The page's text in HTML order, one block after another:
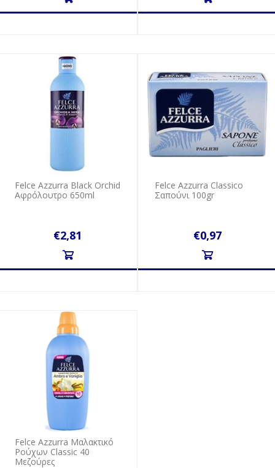
Felce Azzurra Black Orchid
Αφρόλουτρο 650ml
€2,81
Felce Azzurra Classico
Σαπούνι 100gr
€0,97
Felce Azzurra Μαλακτικό
Ρούχων Classic 40
Μεζούρες